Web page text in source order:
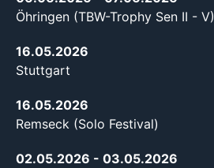
Öhringen (TBW-Trophy Sen II - V)
16.05.2026
Stuttgart
16.05.2026
Remseck (Solo Festival)
02.05.2026 - 03.05.2026